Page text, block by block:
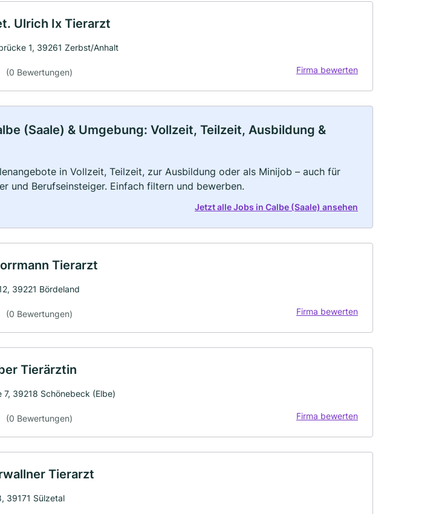
Ulrich Ix Tierarzt
1, 39261 Zerbst/Anhalt
(0 Bewertungen) Firma bewerten
(Saale) & Umgebung: Vollzeit, Teilzeit, Ausbildung &
in Vollzeit, Teilzeit, zur Ausbildung oder als Minijob – auch für
und Berufseinsteiger. Einfach filtern und bewerben.
Jetzt alle Jobs in Calbe (Saale) ansehen
Tierarzt
39221 Bördeland
(0 Bewertungen) Firma bewerten
Tierärztin
7, 39218 Schönebeck (Elbe)
(0 Bewertungen) Firma bewerten
Tierarzt
39171 Sülzetal